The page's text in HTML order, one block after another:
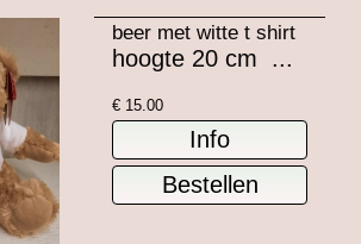
beer met witte t shirt
hoogte 20 cm ...
€ 15.00